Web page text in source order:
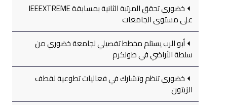
خضوري تحقق المرتبة الثانية بمسابقة IEEEXTREME
على مستوى الجامعات
أبو الرب يستلم مخطط تفصيلي لجامعة خضوري من
سلطة الأراضي في طولكرم
خضوري تنظم وتشارك في فعاليات تطوعية لقطف
الزيتون